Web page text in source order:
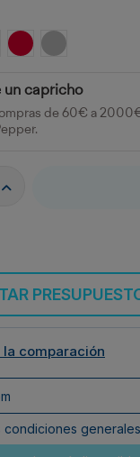
ROJO PLATA
un capricho
de 60€ a
la comparación
condiciones